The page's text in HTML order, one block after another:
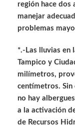
región hace dos
manejar
problemas
*.-Las lluvias en
Tampico y
milímetros,
centímetros. Sin
no hay
a la activación
de Recursos